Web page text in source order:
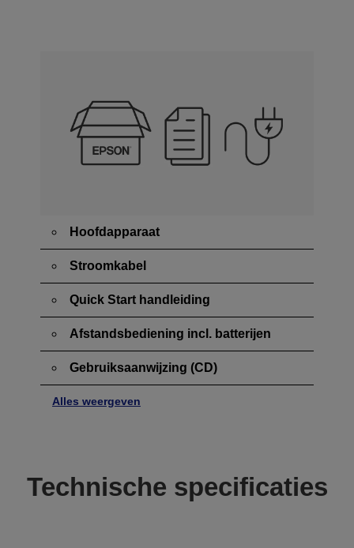
Hoofdapparaat
Stroomkabel
Quick Start handleiding
Afstandsbediening incl. batterijen
Gebruiksaanwijzing (CD)
Alles weergeven
Technische specificaties